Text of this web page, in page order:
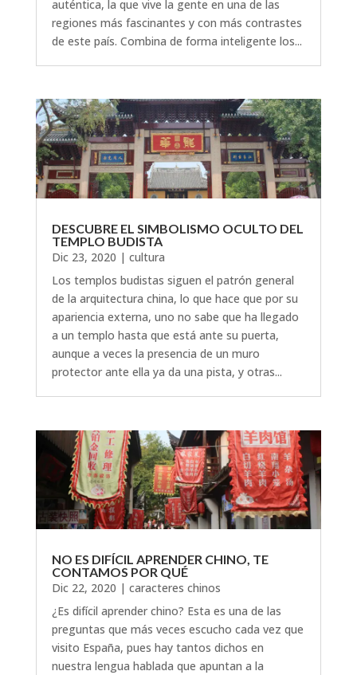
auténtica, la que vive la gente en una de las
regiones más fascinantes y con más contrastes
de este país. Combina de forma inteligente los...
DESCUBRE EL SIMBOLISMO OCULTO DEL
TEMPLO BUDISTA
Dic 23, 2020 | cultura
Los templos budistas siguen el patrón general
de la arquitectura china, lo que hace que por su
apariencia externa, uno no sabe que ha llegado
a un templo hasta que está ante su puerta,
aunque a veces la presencia de un muro
protector ante ella ya da una pista, y otras...
NO ES DIFÍCIL APRENDER CHINO, TE
CONTAMOS POR QUÉ
Dic 22, 2020 | caracteres chinos
¿Es difícil aprender chino? Esta es una de las
preguntas que más veces escucho cada vez que
visito España, pues hay tantos dichos en
nuestra lengua hablada que apuntan a la